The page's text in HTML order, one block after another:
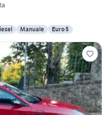
Manuale Euro 5